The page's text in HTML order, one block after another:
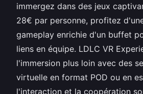
immergez dans des jeux
28€ par personne, profitez
gameplay enrichie d'un buffet
liens en équipe. LDLC VR
l'immersion plus loin avec des
virtuelle en format POD ou en
l'interaction et la coopération